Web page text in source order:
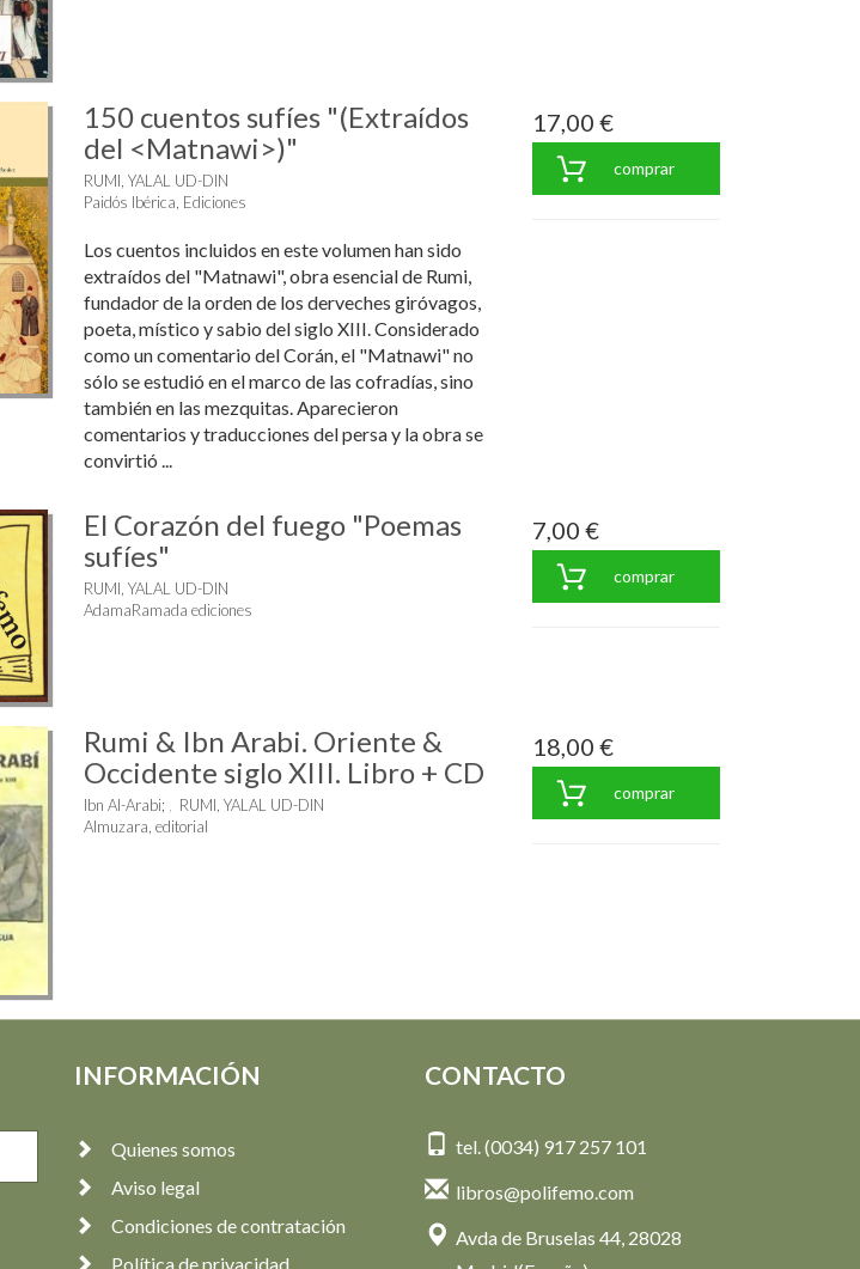
150 cuentos sufíes "(Extraídos
del <Matnawi>)"
RUMI, YALAL UD-DIN
Paidós Ibérica, Ediciones
Los cuentos incluidos en este volumen han sido
extraídos del "Matnawi", obra esencial de Rumi,
fundador de la orden de los derveches giróvagos,
poeta, místico y sabio del siglo XIII. Considerado
como un comentario del Corán, el "Matnawi" no
sólo se estudió en el marco de las cofradías, sino
también en las mezquitas. Aparecieron
comentarios y traducciones del persa y la obra se
convirtió ...
17,00 €
comprar
El Corazón del fuego "Poemas
sufíes"
RUMI, YALAL UD-DIN
AdamaRamada ediciones
7,00 €
comprar
Rumi & Ibn Arabi. Oriente &
Occidente siglo XIII. Libro + CD
Ibn Al-Arabi;
RUMI, YALAL UD-DIN
Almuzara, editorial
18,00 €
comprar
INFORMACIÓN
Quienes somos
Aviso legal
Condiciones de contratación
Política de privacidad
CONTACTO
tel. (0034) 917 257 101
libros@polifemo.com
Avda de Bruselas 44, 28028